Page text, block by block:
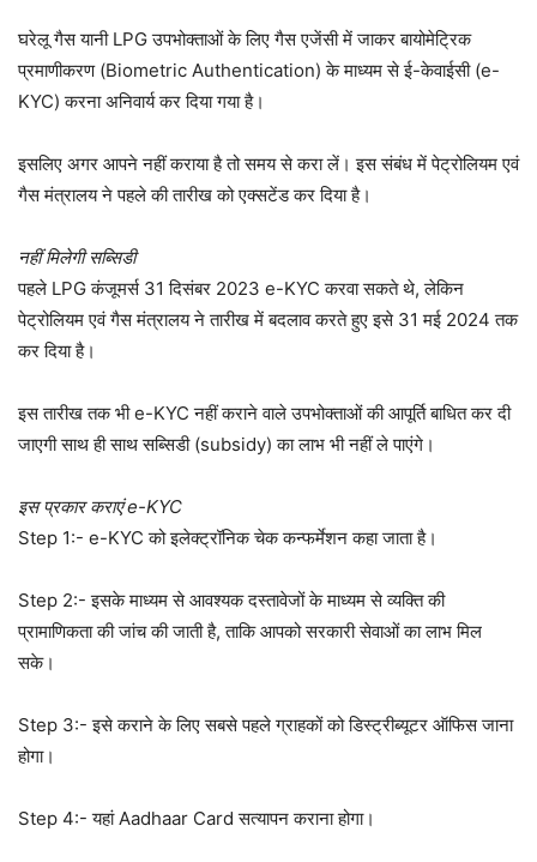
घरेलू गैस यानी LPG उपभोक्ताओं के लिए गैस एजेंसी में जाकर बायोमेट्रिक
प्रमाणीकरण (Biometric Authentication) के माध्यम से ई-केवाईसी (e-
KYC) करना अनिवार्य कर दिया गया है।
इसलिए अगर आपने नहीं कराया है तो समय से करा लें। इस संबंध में पेट्रोलियम एवं
गैस मंत्रालय ने पहले की तारीख को एक्सटेंड कर दिया है।
नहीं मिलेगी सब्सिडी
पहले LPG कंजूमर्स 31 दिसंबर 2023 e-KYC करवा सकते थे, लेकिन
पेट्रोलियम एवं गैस मंत्रालय ने तारीख में बदलाव करते हुए इसे 31 मई 2024 तक
कर दिया है।
इस तारीख तक भी e-KYC नहीं कराने वाले उपभोक्ताओं की आपूर्ति बाधित कर दी
जाएगी साथ ही साथ सब्सिडी (subsidy) का लाभ भी नहीं ले पाएंगे।
इस प्रकार कराएं e-KYC
Step 1:- e-KYC को इलेक्ट्रॉनिक चेक कन्फर्मेशन कहा जाता है।
Step 2:- इसके माध्यम से आवश्यक दस्तावेजों के माध्यम से व्यक्ति की
प्रामाणिकता की जांच की जाती है, ताकि आपको सरकारी सेवाओं का लाभ मिल
सके।
Step 3:- इसे कराने के लिए सबसे पहले ग्राहकों को डिस्ट्रीब्यूटर ऑफिस जाना
होगा।
Step 4:- यहां Aadhaar Card सत्यापन कराना होगा।